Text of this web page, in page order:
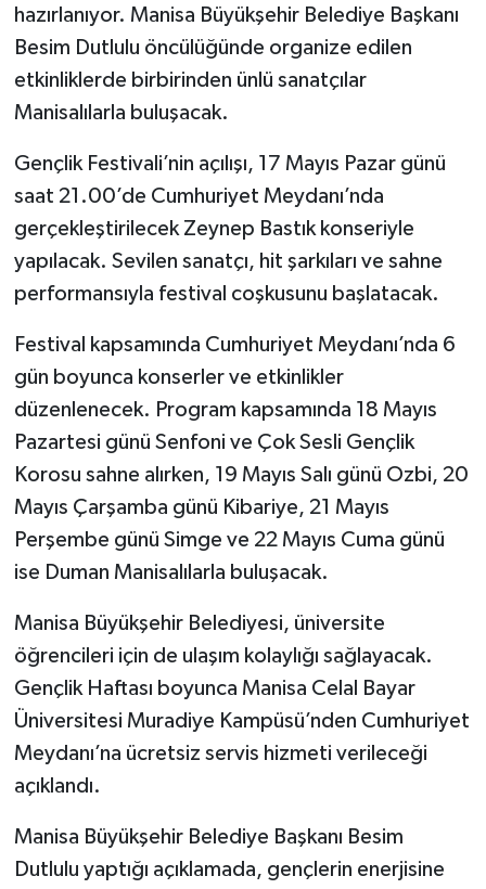
hazırlanıyor. Manisa Büyükşehir Belediye Başkanı
Besim Dutlulu öncülüğünde organize edilen
etkinliklerde birbirinden ünlü sanatçılar
Manisalılarla buluşacak.
Gençlik Festivali’nin açılışı, 17 Mayıs Pazar günü
saat 21.00’de Cumhuriyet Meydanı’nda
gerçekleştirilecek Zeynep Bastık konseriyle
yapılacak. Sevilen sanatçı, hit şarkıları ve sahne
performansıyla festival coşkusunu başlatacak.
Festival kapsamında Cumhuriyet Meydanı’nda 6
gün boyunca konserler ve etkinlikler
düzenlenecek. Program kapsamında 18 Mayıs
Pazartesi günü Senfoni ve Çok Sesli Gençlik
Korosu sahne alırken, 19 Mayıs Salı günü Ozbi, 20
Mayıs Çarşamba günü Kibariye, 21 Mayıs
Perşembe günü Simge ve 22 Mayıs Cuma günü
ise Duman Manisalılarla buluşacak.
Manisa Büyükşehir Belediyesi, üniversite
öğrencileri için de ulaşım kolaylığı sağlayacak.
Gençlik Haftası boyunca Manisa Celal Bayar
Üniversitesi Muradiye Kampüsü’nden Cumhuriyet
Meydanı’na ücretsiz servis hizmeti verileceği
açıklandı.
Manisa Büyükşehir Belediye Başkanı Besim
Dutlulu yaptığı açıklamada, gençlerin enerjisine
Yerel Haber
Akhisar Emlak
Ülke
Etiketler